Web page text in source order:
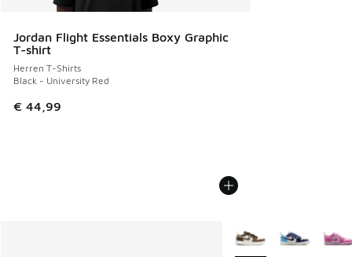
Jordan Flight Essentials Boxy Graphic
T-shirt
Herren T-Shirts
Black - University Red
€ 44,99
Weitere Farben